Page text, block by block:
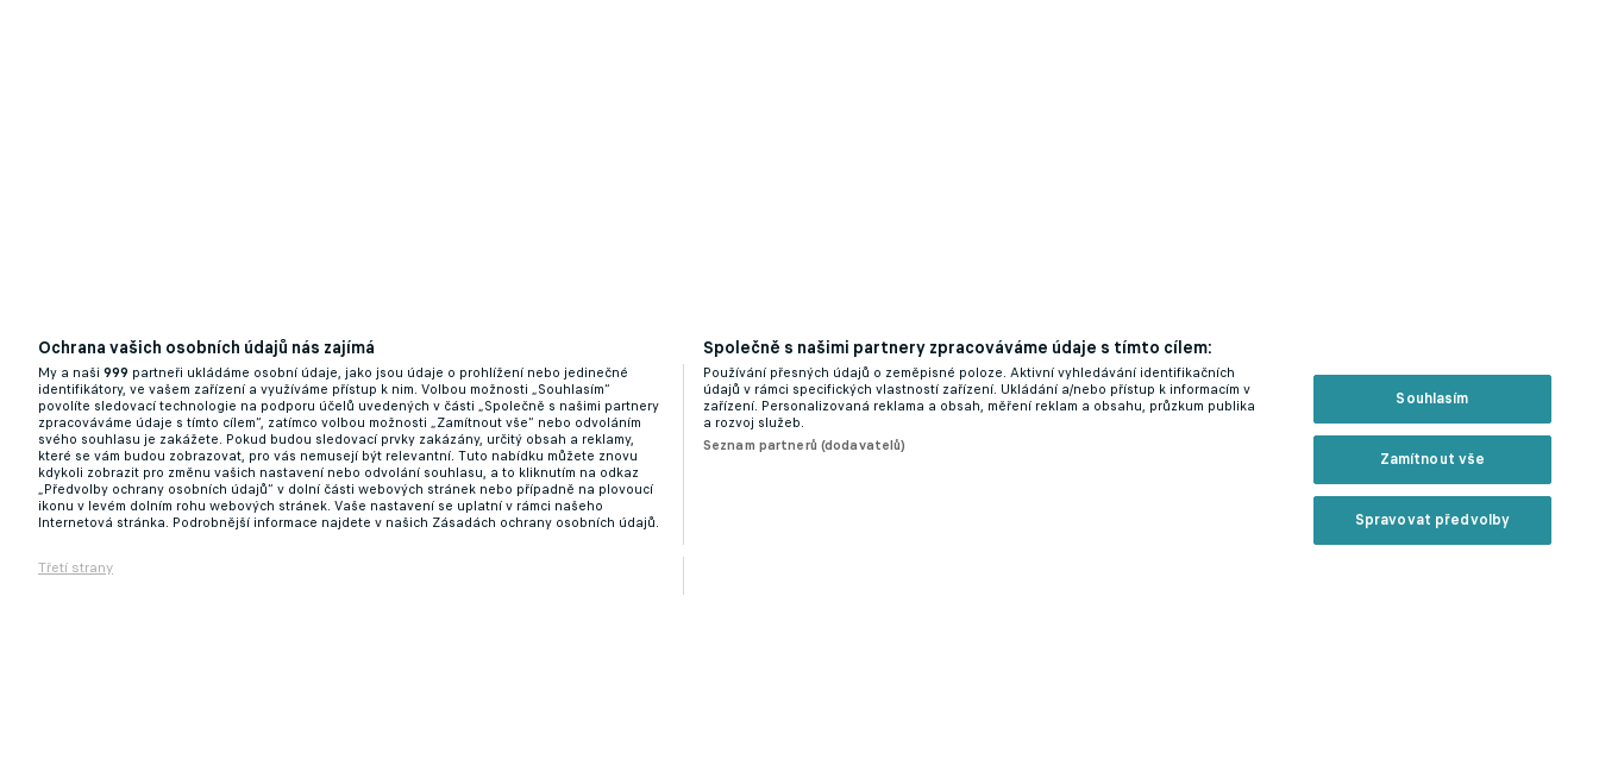
Ochrana vašich osobních údajů nás zajímá
My a naši 999 partneři ukládáme osobní údaje, jako jsou údaje o prohlížení nebo jedinečné
identifikátory, ve vašem zařízení a využíváme přístup k nim. Volbou možnosti „Souhlasím“
povolíte sledovací technologie na podporu účelů uvedených v části „Společně s našimi partnery
zpracováváme údaje s tímto cílem“, zatímco volbou možnosti „Zamítnout vše“ nebo odvoláním
svého souhlasu je zakážete. Pokud budou sledovací prvky zakázány, určitý obsah a reklamy,
které se vám budou zobrazovat, pro vás nemusejí být relevantní. Tuto nabídku můžete znovu
kdykoli zobrazit pro změnu vašich nastavení nebo odvolání souhlasu, a to kliknutím na odkaz
„Předvolby ochrany osobních údajů“ v dolní části webových stránek nebo případně na plovoucí
ikonu v levém dolním rohu webových stránek. Vaše nastavení se uplatní v rámci našeho
Internetová stránka. Podrobnější informace najdete v našich Zásadách ochrany osobních údajů.
Třetí strany
Společně s našimi partnery zpracováváme údaje s tímto cílem:
Používání přesných údajů o zeměpisné poloze. Aktivní vyhledávání identifikačních
údajů v rámci specifických vlastností zařízení. Ukládání a/nebo přístup k informacím v
zařízení. Personalizovaná reklama a obsah, měření reklam a obsahu, průzkum publika
a rozvoj služeb.
Seznam partnerů (dodavatelů)
Souhlasím
Zamítnout vše
Spravovat předvolby